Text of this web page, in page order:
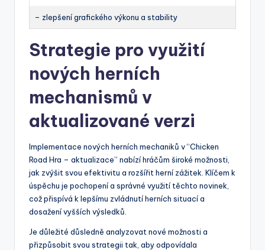
– zlepšení grafického výkonu a stability
Strategie pro využití
nových herních
mechanismů v
aktualizované verzi
Implementace nových herních mechaniků v “Chicken
Road Hra – aktualizace” nabízí hráčům široké možnosti,
jak zvýšit svou efektivitu a rozšířit herní zážitek. Klíčem k
úspěchu je pochopení a správné využití těchto novinek,
což přispívá k lepšímu zvládnutí herních situací a
dosažení vyšších výsledků.
Je důležité důsledně analyzovat nové možnosti a
přizpůsobit svou strategii tak, aby odpovídala